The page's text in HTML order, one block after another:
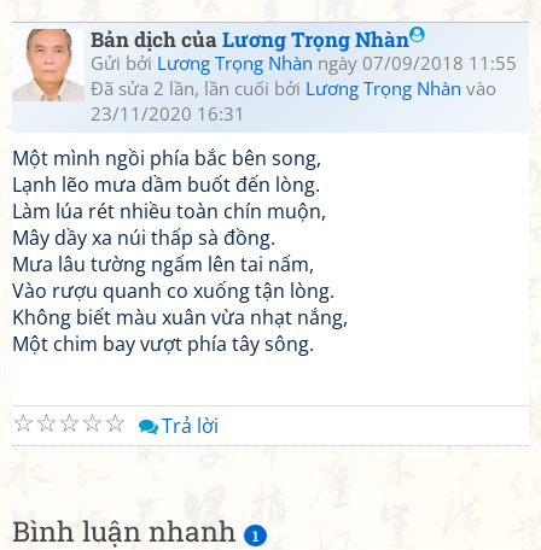
Bình luận nhanh 1
Bản dịch củaLương Trọng Nhàn
Gửi bởi Lương Trọng Nhàn ngày 07/09/2018 11:55
Đã sửa 2 lần, lần cuối bởi Lương Trọng Nhàn vào
23/11/2020 16:31
Một mình ngồi phía bắc bên song,
Lạnh lẽo mưa dầm buốt đến lòng.
Làm lúa rét nhiều toàn chín muộn,
Mây dầy xa núi thấp sà đồng.
Mưa lâu tường ngấm lên tai nấm,
Vào rượu quanh co xuống tận lòng.
Không biết màu xuân vừa nhạt nắng,
Một chim bay vượt phía tây sông.
☆
☆
☆
☆
☆ Trả lời